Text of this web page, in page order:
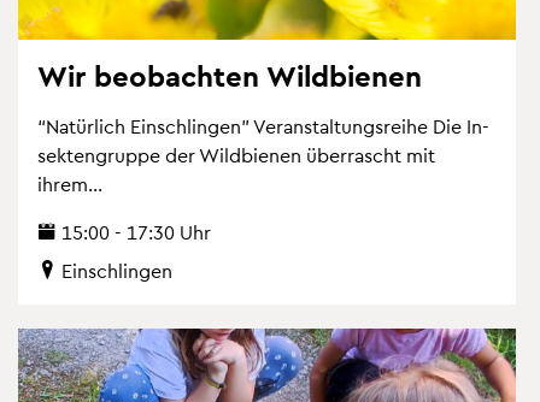
Wir be­ob­ach­ten Wild­bie­nen
“Na­tür­lich Ein­schlin­gen” Ver­an­stal­tungs­rei­he Die In­
sek­ten­grup­pe der Wild­bie­nen über­rascht mit
ihrem...
15:00 - 17:30 Uhr
Ein­schlin­gen